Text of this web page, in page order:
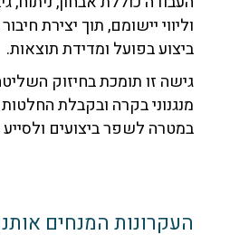
וליווי יישומם, תוך יצירת חיבור
ביצוע בפועל ומדידת תוצאות.
גישה זו תומכת בחיזוק השליטה
מנגנוני בקרה ובקבלת החלטות
במטרה לשפר ביצועים ולסייע
העקרונות המנחים אותנו